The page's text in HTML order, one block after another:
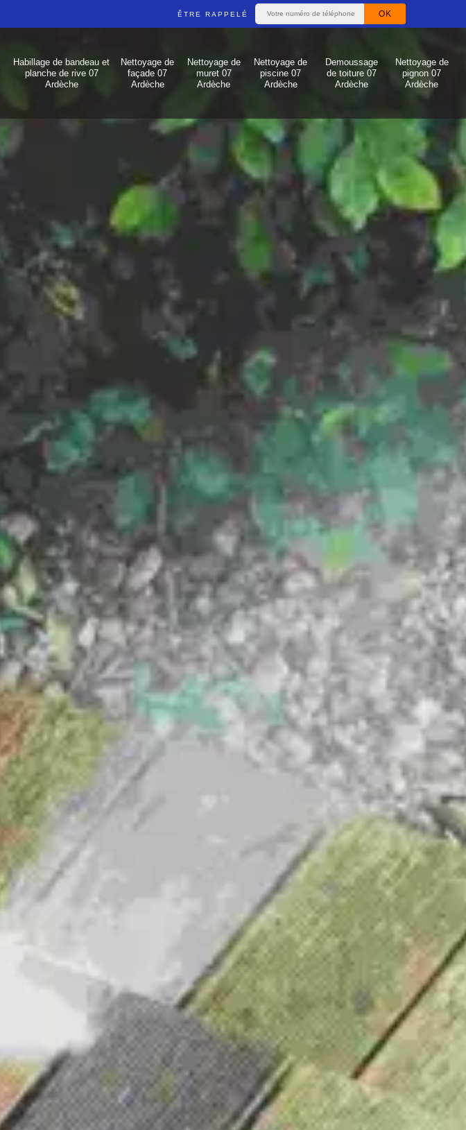
ÊTRE RAPPELÉ
Habillage de bandeau et
planche de rive 07
Ardèche
Nettoyage de
façade 07
Ardèche
Nettoyage de
muret 07
Ardèche
Nettoyage de
piscine 07
Ardèche
Demoussage
de toiture 07
Ardèche
Nettoyage de
pignon 07
Ardèche